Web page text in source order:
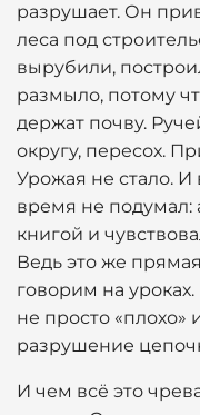
разрушает. Он
леса под
вырубили,
размыло, потому
держат почву.
округу, пересох.
Урожая не стало. И
время не подумал:
книгой и
Ведь это же
говорим на
не просто «плохо»
разрушение
И чем всё это